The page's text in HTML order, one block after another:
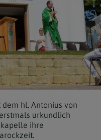
hl. Antonius von
urkundlich
ihre